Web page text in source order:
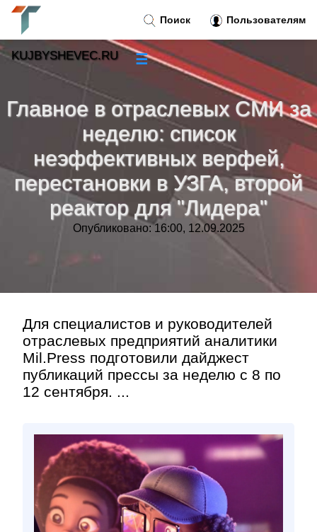
Главное в отраслевых СМИ за
неделю: список
неэффективных верфей,
перестановки в УЗГА, второй
реактор для "Лидера"
Опубликовано: 16:00, 12.09.2025
Для специалистов и руководителей
отраслевых предприятий аналитики
Mil.Press подготовили дайджест
публикаций прессы за неделю с 8 по
12 сентября. ...
Поиск Пользователям
KUJBYSHEVEC.RU ☰
Новости
Тренды новостей»
Рубрики»
»